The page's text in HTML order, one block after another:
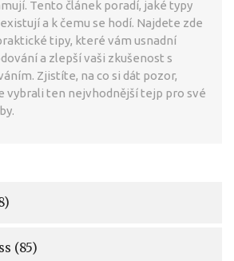
Tento článek poradí, jaké typy
a k čemu se hodí. Najdete zde
tipy, které vám usnadní
a zlepší vaši zkušenost s
Zjistíte, na co si dát pozor,
vybrali ten nejvhodnější tejp pro své
(85)